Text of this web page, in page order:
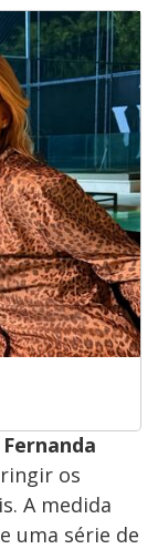
Fernanda
os
A medida
uma série de